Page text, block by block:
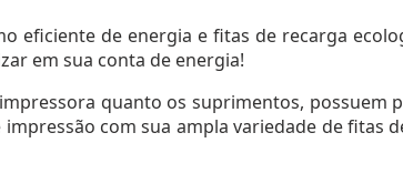
eficiente de energia e fitas de recarga
em sua conta de energia!
quanto os suprimentos, possuem
com sua ampla variedade de fitas